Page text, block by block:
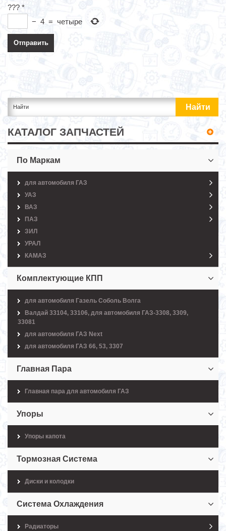
??? *
− 4 = четыре
КАТАЛОГ ЗАПЧАСТЕЙ
По Маркам
для автомобиля ГАЗ
УАЗ
ВАЗ
ПАЗ
ЗИЛ
УРАЛ
КАМАЗ
Комплектующие КПП
для автомобиля Газель Соболь Волга
Валдай 33104, 33106, для автомобиля ГАЗ-3308, 3309,
33081
для автомобиля ГАЗ Next
для автомобиля ГАЗ 66, 53, 3307
Главная Пара
Главная пара для автомобиля ГАЗ
Упоры
Упоры капота
Тормозная Система
Диски и колодки
Система Охлаждения
Радиаторы